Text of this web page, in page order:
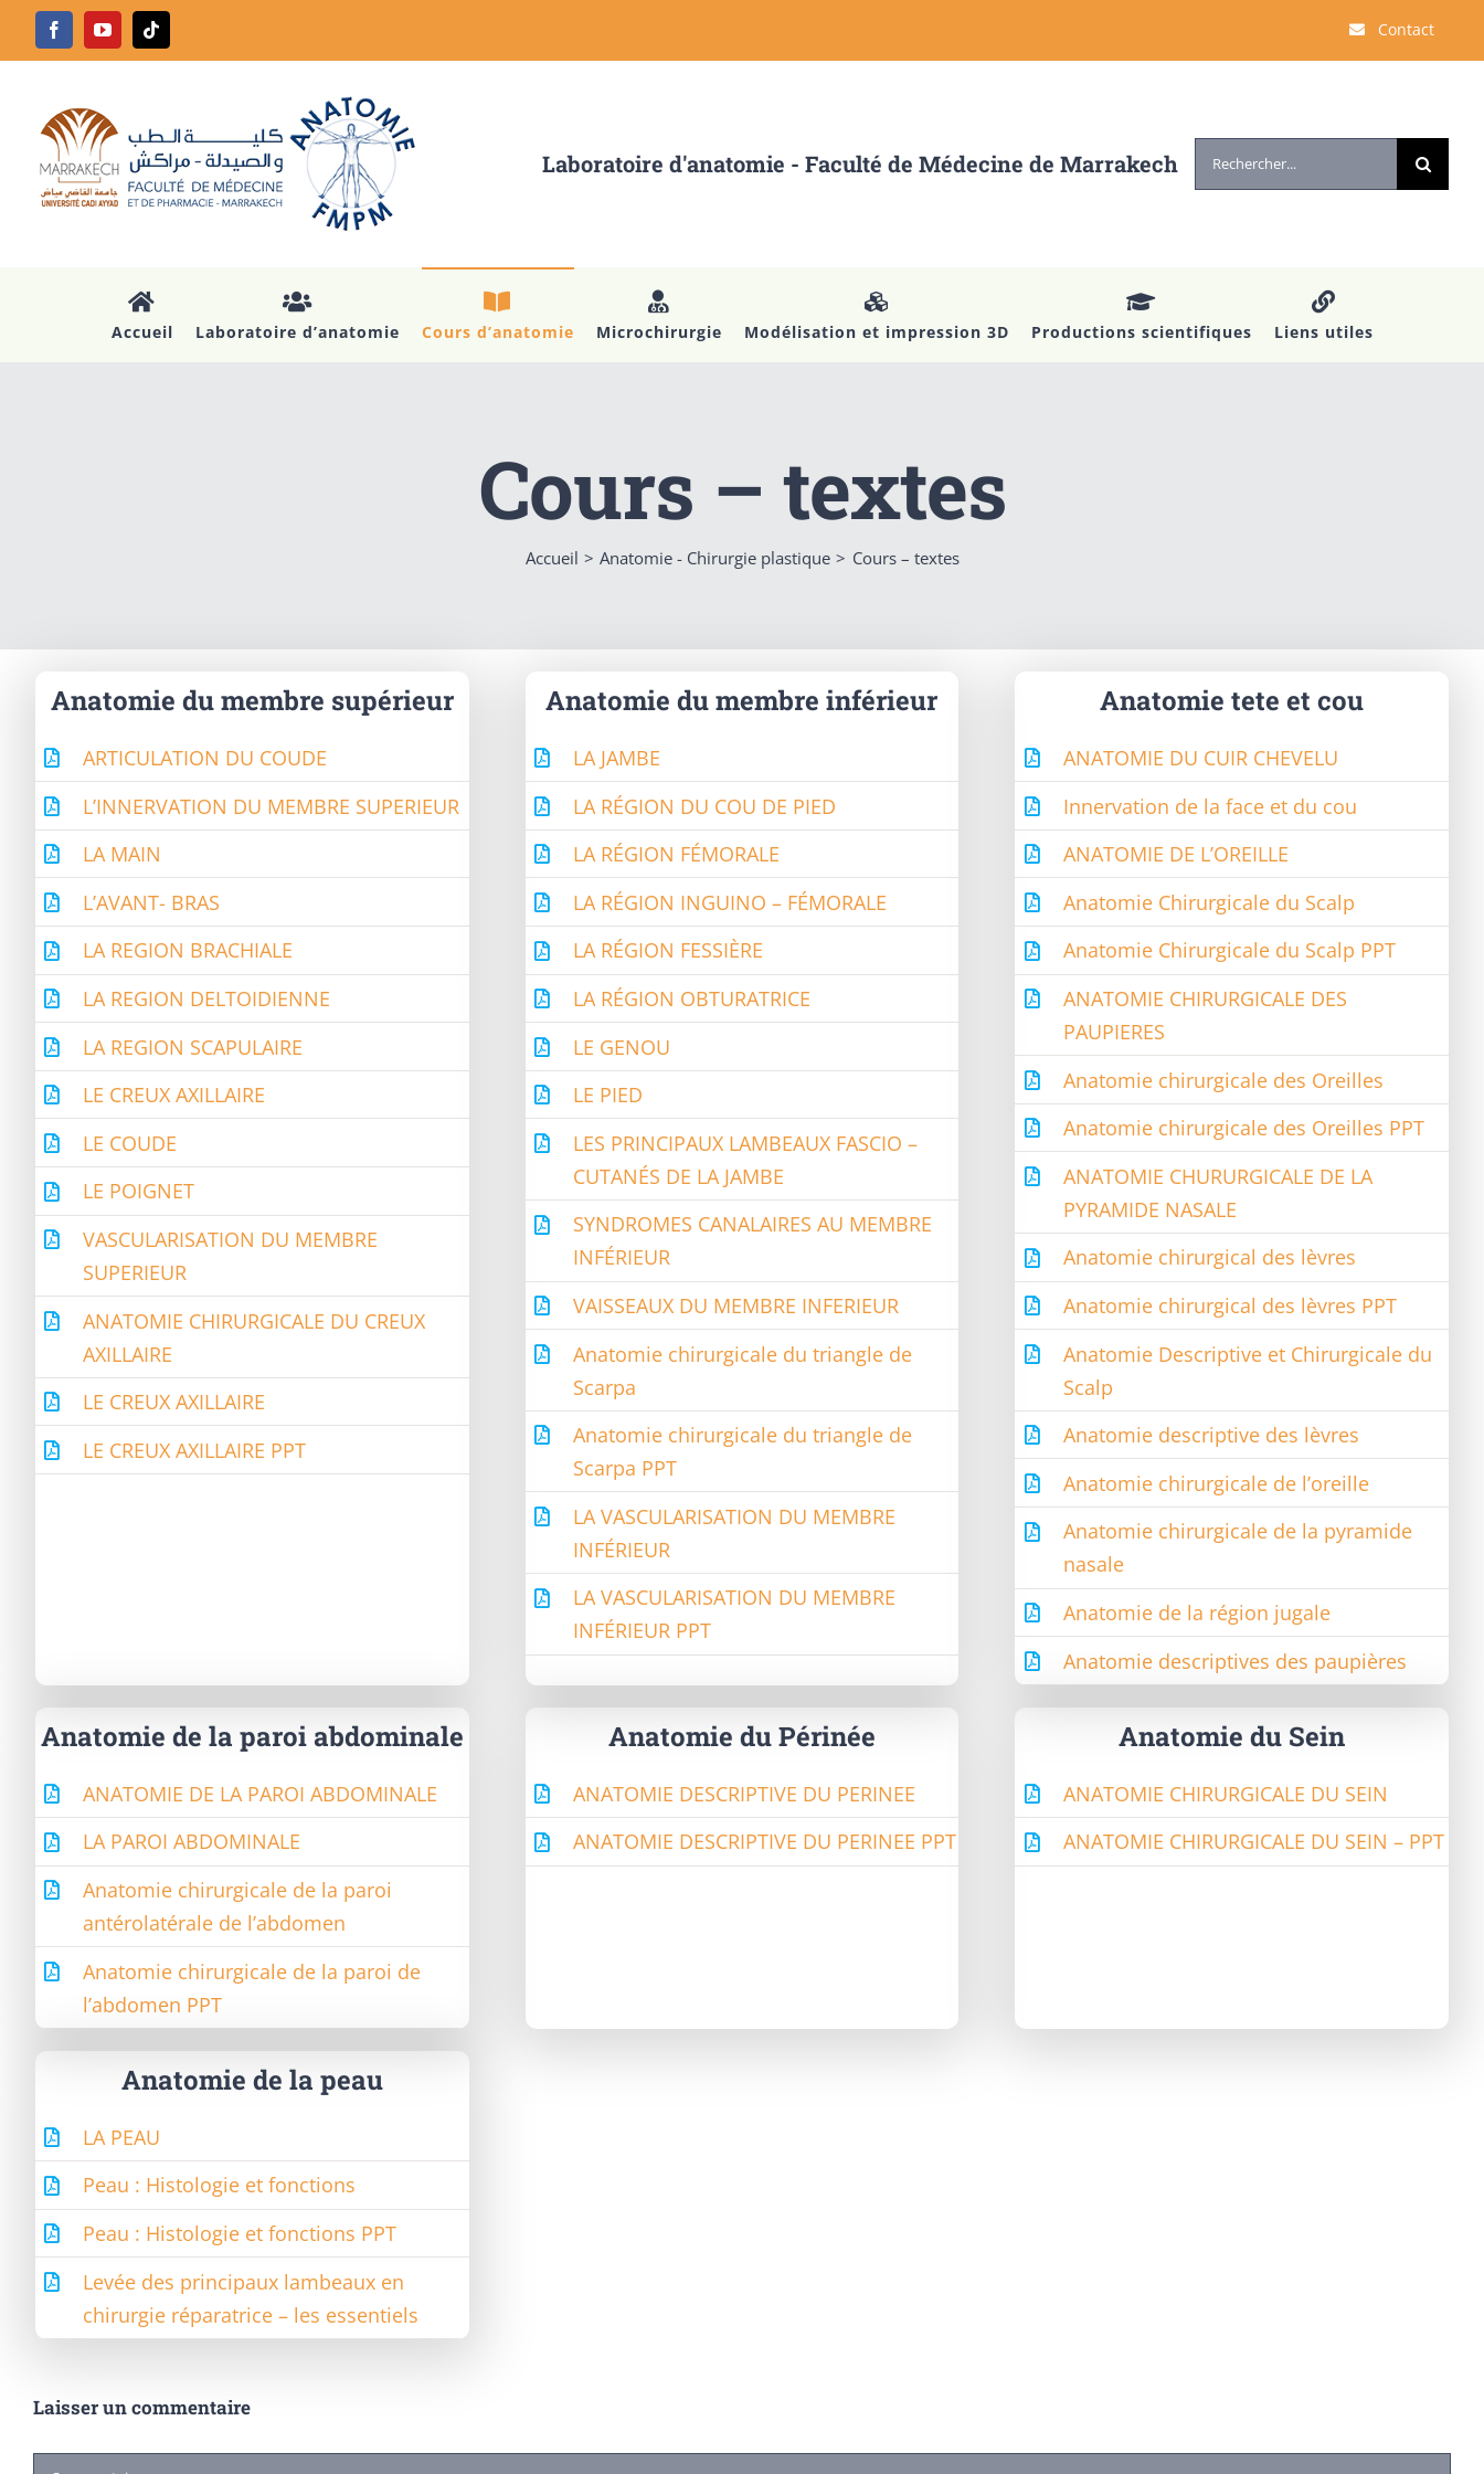
Passer
FacebookYouTubeTiktok Contact
Laboratoire d'anatomie - Faculté de Médecine de Marrakech Rechercher:
Accueil Laboratoire d’anatomie Cours d’anatomie Microchirurgie Modélisation et impression 3D Productions scientifiques Liens utiles
Cours – textes
Accueil Anatomie - Chirurgie plastique Cours – textes
Anatomie du membre supérieur
ARTICULATION DU COUDE
L’INNERVATION DU MEMBRE SUPERIEUR
LA MAIN
L’AVANT- BRAS
LA REGION BRACHIALE
LA REGION DELTOIDIENNE
LA REGION SCAPULAIRE
LE CREUX AXILLAIRE
LE COUDE
LE POIGNET
VASCULARISATION DU MEMBRE
SUPERIEUR
ANATOMIE CHIRURGICALE DU CREUX
AXILLAIRE
LE CREUX AXILLAIRE
LE CREUX AXILLAIRE PPT
Anatomie du membre inférieur
LA JAMBE
LA RÉGION DU COU DE PIED
LA RÉGION FÉMORALE
LA RÉGION INGUINO – FÉMORALE
LA RÉGION FESSIÈRE
LA RÉGION OBTURATRICE
LE GENOU
LE PIED
LES PRINCIPAUX LAMBEAUX FASCIO –
CUTANÉS DE LA JAMBE
SYNDROMES CANALAIRES AU MEMBRE
INFÉRIEUR
VAISSEAUX DU MEMBRE INFERIEUR
Anatomie chirurgicale du triangle de
Scarpa
Anatomie chirurgicale du triangle de
Scarpa PPT
LA VASCULARISATION DU MEMBRE
INFÉRIEUR
LA VASCULARISATION DU MEMBRE
INFÉRIEUR PPT
Anatomie tete et cou
ANATOMIE DU CUIR CHEVELU
Innervation de la face et du cou
ANATOMIE DE L’OREILLE
Anatomie Chirurgicale du Scalp
Anatomie Chirurgicale du Scalp PPT
ANATOMIE CHIRURGICALE DES
PAUPIERES
Anatomie chirurgicale des Oreilles
Anatomie chirurgicale des Oreilles PPT
ANATOMIE CHURURGICALE DE LA
PYRAMIDE NASALE
Anatomie chirurgical des lèvres
Anatomie chirurgical des lèvres PPT
Anatomie Descriptive et Chirurgicale du
Scalp
Anatomie descriptive des lèvres
Anatomie chirurgicale de l’oreille
Anatomie chirurgicale de la pyramide
nasale
Anatomie de la région jugale
Anatomie descriptives des paupières
Anatomie de la paroi abdominale
ANATOMIE DE LA PAROI ABDOMINALE
LA PAROI ABDOMINALE
Anatomie chirurgicale de la paroi
antérolatérale de l’abdomen
Anatomie chirurgicale de la paroi de
l’abdomen PPT
Anatomie du Périnée
ANATOMIE DESCRIPTIVE DU PERINEE
ANATOMIE DESCRIPTIVE DU PERINEE PPT
Anatomie du Sein
ANATOMIE CHIRURGICALE DU SEIN
ANATOMIE CHIRURGICALE DU SEIN – PPT
Anatomie de la peau
LA PEAU
Peau : Histologie et fonctions
Peau : Histologie et fonctions PPT
Levée des principaux lambeaux en
chirurgie réparatrice – les essentiels
Laisser un commentaire
Commentaire